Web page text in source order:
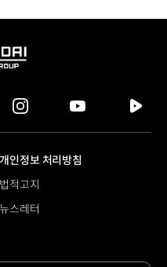
instagram
tv
개인정보 처리방침
법적고지
뉴스레터